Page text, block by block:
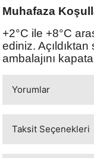
Muhafaza
+2°C ile +8°C
ediniz.
ambalajını
Yorumlar
Taksit Seçenekleri